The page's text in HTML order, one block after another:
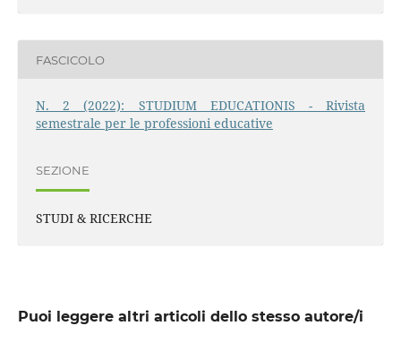
FASCICOLO
N. 2 (2022): STUDIUM EDUCATIONIS - Rivista
semestrale per le professioni educative
SEZIONE
STUDI & RICERCHE
Puoi leggere altri articoli dello stesso autore/i